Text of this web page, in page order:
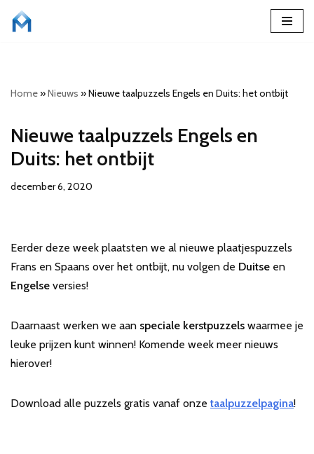
inhoud
Home»Nieuws »Nieuwe taalpuzzels Engels en Duits: het ontbijt
Nieuwe taalpuzzels Engels en
Duits: het ontbijt
december 6, 2020
Eerder deze week plaatsten we al nieuwe plaatjespuzzels
Frans en Spaans over het ontbijt, nu volgen de Duitse en
Engelse versies!
Daarnaast werken we aan speciale kerstpuzzels waarmee je
leuke prijzen kunt winnen! Komende week meer nieuws
hierover!
Download alle puzzels gratis vanaf onze taalpuzzelpagina!